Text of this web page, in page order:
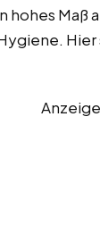
hohes Maß
Anzeige